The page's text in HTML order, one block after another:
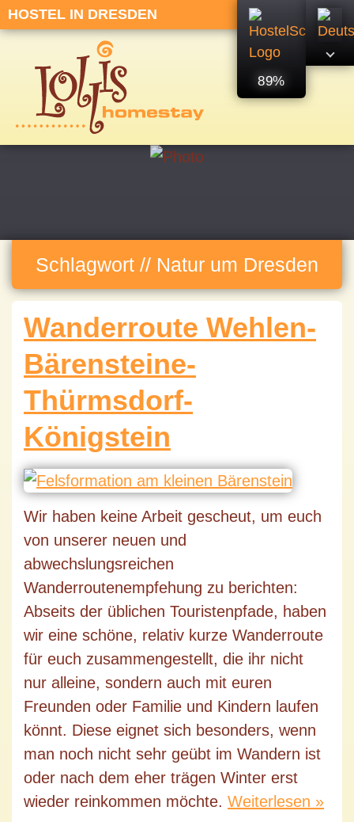
HOSTEL IN DRESDEN
89%
Schlagwort // Natur um Dresden
Wanderroute Wehlen-
Bärensteine-
Thürmsdorf-
Königstein
Wir haben keine Arbeit gescheut, um euch
von unserer neuen und
abwechslungsreichen
Wanderroutenempfehung zu berichten:
Abseits der üblichen Touristenpfade, haben
wir eine schöne, relativ kurze Wanderroute
für euch zusammengestellt, die ihr nicht
nur alleine, sondern auch mit euren
Freunden oder Familie und Kindern laufen
könnt. Diese eignet sich besonders, wenn
man noch nicht sehr geübt im Wandern ist
oder nach dem eher trägen Winter erst
wieder reinkommen möchte. Weiterlesen »